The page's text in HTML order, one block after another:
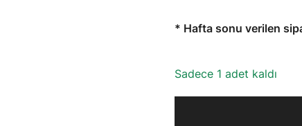
* Hafta sonu verilen
Sadece 1 adet kaldı